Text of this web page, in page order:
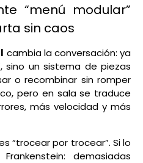
“menú modular”
sin caos
cambia la conversación: ya
sino un sistema de piezas
o recombinar sin romper
pero en sala se traduce
más velocidad y más
“trocear por trocear”. Si lo
demasiadas